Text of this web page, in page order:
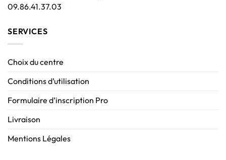
09.86.41.37.03
SERVICES
Choix du centre
Conditions d’utilisation
Formulaire d’inscription Pro
Livraison
Mentions Légales